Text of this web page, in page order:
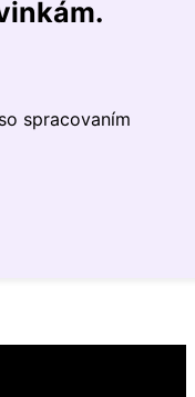
spracovaním